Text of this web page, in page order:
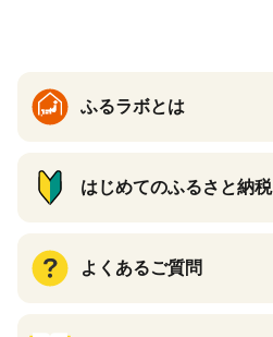
ふるラボとは
はじめてのふるさと納税
よくあるご質問